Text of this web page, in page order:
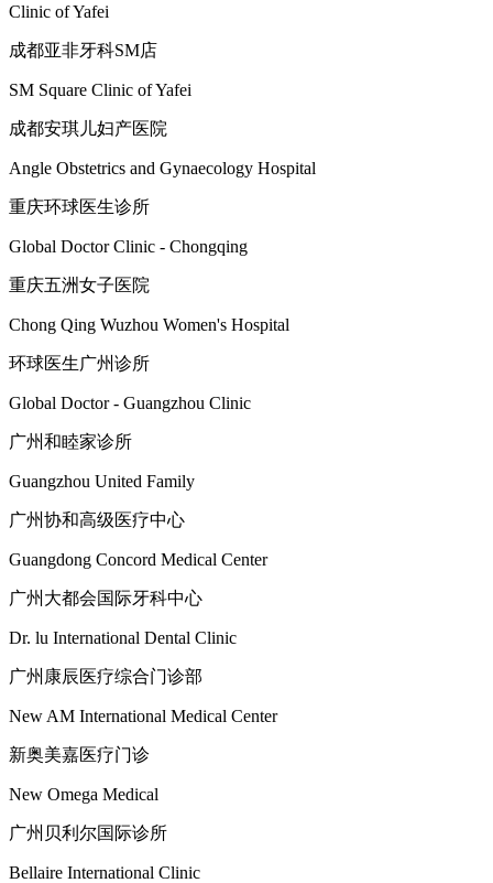
Clinic of Yafei
成都亚非牙科SM店
SM Square Clinic of Yafei
成都安琪儿妇产医院
Angle Obstetrics and Gynaecology Hospital
重庆环球医生诊所
Global Doctor Clinic - Chongqing
重庆五洲女子医院
Chong Qing Wuzhou Women's Hospital
环球医生广州诊所
Global Doctor - Guangzhou Clinic
广州和睦家诊所
Guangzhou United Family
广州协和高级医疗中心
Guangdong Concord Medical Center
广州大都会国际牙科中心
Dr. lu International Dental Clinic
广州康辰医疗综合门诊部
New AM International Medical Center
新奥美嘉医疗门诊
New Omega Medical
广州贝利尔国际诊所
Bellaire International Clinic